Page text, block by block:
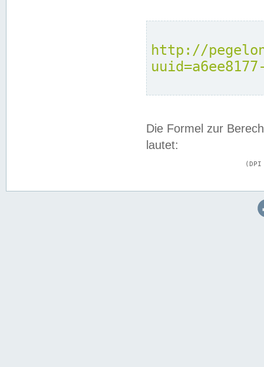
http://
Die Formel zur
lautet: